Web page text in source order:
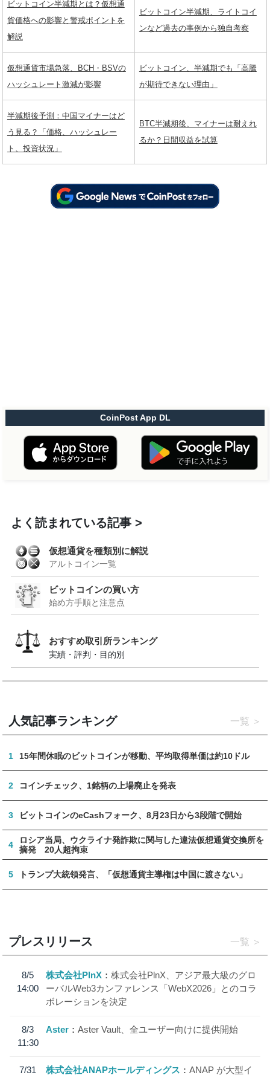
ビットコイン半減期とは？仮想通
貨価格への影響と警戒ポイントを
解説
ビットコイン半減期、ライトコイ
ンなど過去の事例から独自考察
仮想通貨市場急落、BCH・BSVの
ハッシュレート激減が影響
ビットコイン、半減期でも「高騰
が期待できない理由」
半減期後予測：中国マイナーはど
う見る？「価格、ハッシュレー
ト、投資状況」
BTC半減期後、マイナーは耐えれ
るか？日間収益を試算
CoinPost App DL
よく読まれている記事
仮想通貨を種類別に解説
アルトコイン一覧
ビットコインの買い方
始め方手順と注意点
おすすめ取引所ランキング
実績・評判・目的別
人気記事ランキング 一覧
1 15年間休眠のビットコインが移動、平均取得単価は約10ドル
2 コインチェック、1銘柄の上場廃止を発表
3 ビットコインのeCashフォーク、8月23日から3段階で開始
4
ロシア当局、ウクライナ発詐欺に関与した違法仮想通貨交換所を
摘発 20人超拘束
5 トランプ大統領発言、「仮想通貨主導権は中国に渡さない」
プレスリリース 一覧
8/5
14:00
株式会社PlnX
株式会社PlnX、アジア最大級のグロ
ーバルWeb3カンファレンス「WebX2026」とのコラ
ボレーションを決定
8/3
11:30
Aster Aster Vault、全ユーザー向けに提供開始
7/31 株式会社ANAPホールディングス ANAP が大型イ